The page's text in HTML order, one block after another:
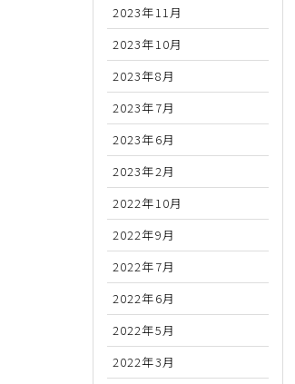
2023年11月
2023年10月
2023年8月
2023年7月
2023年6月
2023年2月
2022年10月
2022年9月
2022年7月
2022年6月
2022年5月
2022年3月